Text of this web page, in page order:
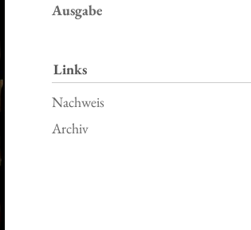
Ausgabe
Links
Nachweis
Archiv